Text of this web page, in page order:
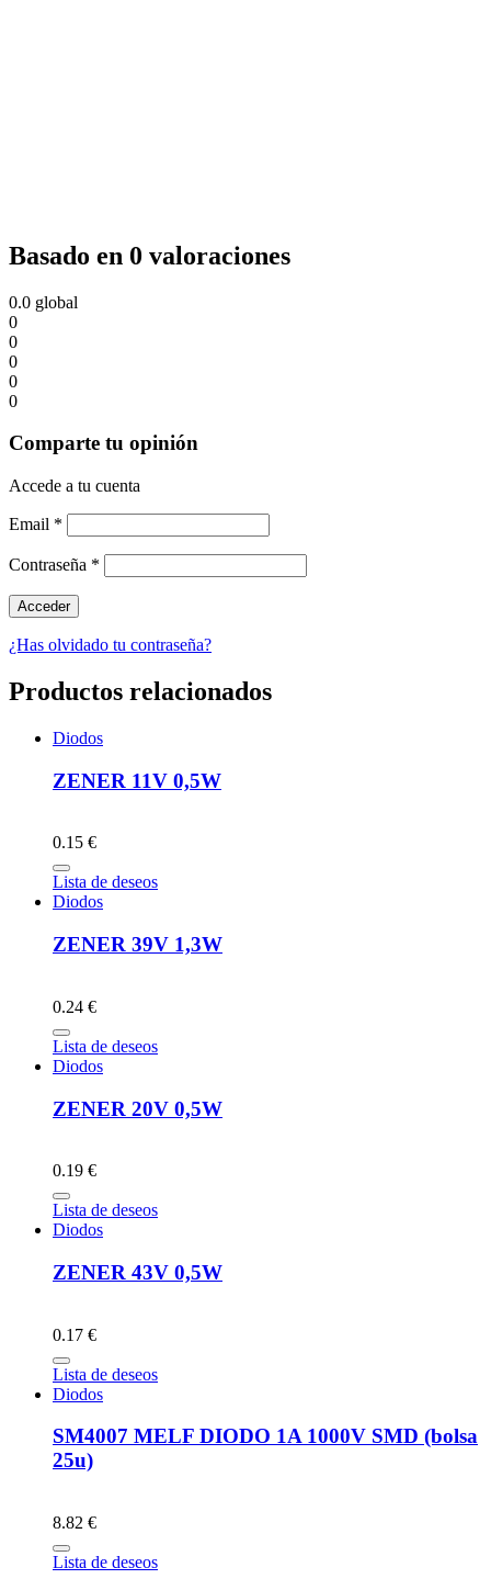
Basado en 0 valoraciones
0.0 global
0
0
0
0
0
Comparte tu opinión
Accede a tu cuenta
Email *
Contraseña *
¿Has olvidado tu contraseña?
Productos relacionados
Diodos
ZENER 11V 0,5W
0.15 €
Lista de deseos
Diodos
ZENER 39V 1,3W
0.24 €
Lista de deseos
Diodos
ZENER 20V 0,5W
0.19 €
Lista de deseos
Diodos
ZENER 43V 0,5W
0.17 €
Lista de deseos
Diodos
SM4007 MELF DIODO 1A 1000V SMD (bolsa
25u)
8.82 €
Lista de deseos